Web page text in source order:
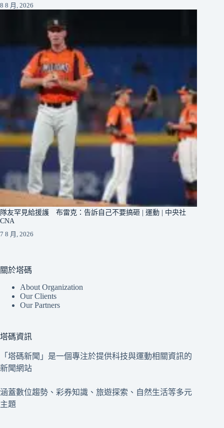
8 8 月, 2026
隊友罕見給援護 布雷克：告訴自己不要搞砸 | 運動 | 中央社
CNA
7 8 月, 2026
關於塔碼
About Organization
Our Clients
Our Partners
塔碼資訊
「塔碼新聞」是一個專注於提供科技與運動相關資訊的
新聞網站
涵蓋數位趨勢、彩券知識、旅遊探索、自然生活等多元
主題